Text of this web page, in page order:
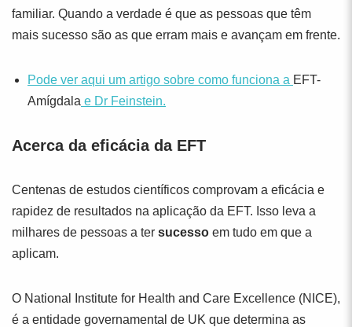
familiar. Quando a verdade é que as pessoas que têm
mais sucesso são as que erram mais e avançam em frente.
Pode ver aqui um artigo sobre como funciona a EFT-
Amígdala e Dr Feinstein.
Acerca da eficácia da EFT
Centenas de estudos científicos comprovam a eficácia e
rapidez de resultados na aplicação da EFT. Isso leva a
milhares de pessoas a ter sucesso em tudo em que a
aplicam.
O National Institute for Health and Care Excellence (NICE),
é a entidade governamental de UK que determina as